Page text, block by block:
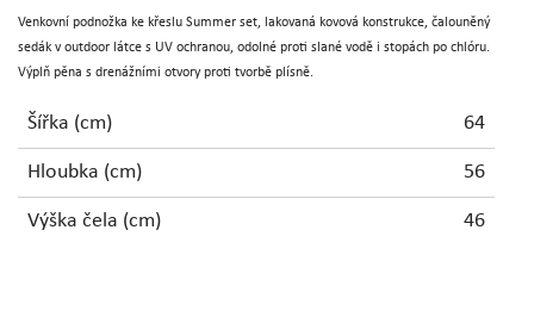
Venkovní podnožka ke křeslu Summer set, lakovaná kovová konstrukce, čalouněný
sedák v outdoor látce s UV ochranou, odolné proti slané vodě i stopách po chlóru.
Výplň pěna s drenážními otvory proti tvorbě plísně.
Šířka (cm) 64
Hloubka (cm) 56
Výška čela (cm) 46